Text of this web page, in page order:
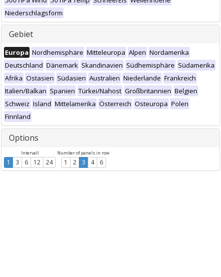
Niederschlagsform
Gebiet
Europa Nordhemisphäre Mitteleuropa Alpen Nordamerika
Deutschland Dänemark Skandinavien Südhemisphäre Südamerika
Afrika Ostasien Südasien Australien Niederlande Frankreich
Italien/Balkan Spanien Türkei/Nahost Großbritannien Belgien
Schweiz Island Mittelamerika Österreich Osteuropa Polen
Finnland
Options
Intervall
1 3 6 12 24
Number of panels in row
1 2 3 4 6